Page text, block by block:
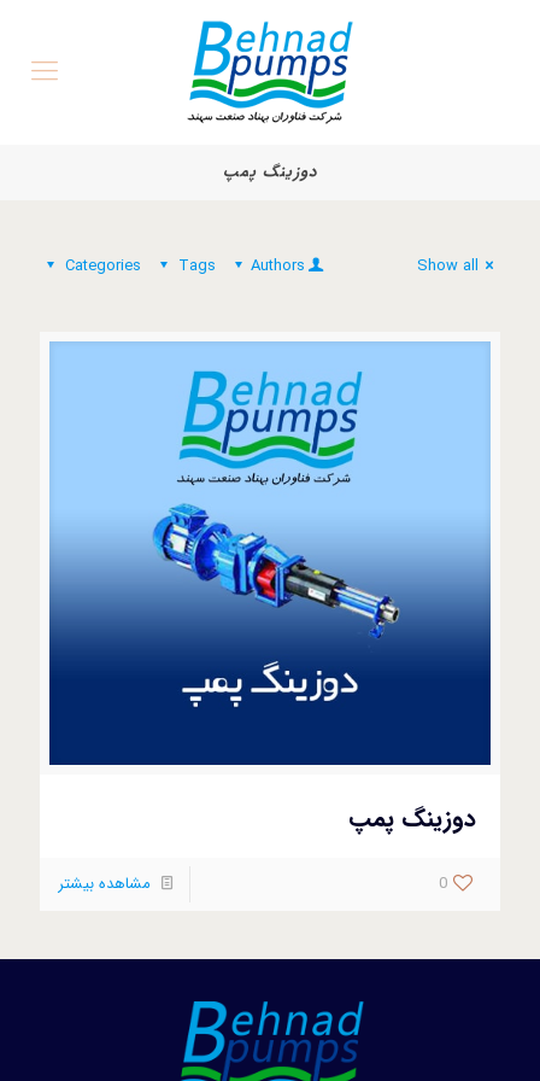
دوزینگ پمپ
Categories Tags Authors Show all
دوزینگ پمپ
0 مشاهده بیشتر